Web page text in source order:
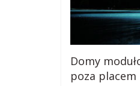
o
d
Domy
poza